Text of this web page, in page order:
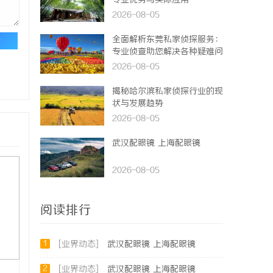
2026-08-05
全面解析东莞私家侦探服务：
专业侦查助您解决各种疑难问
题
2026-08-05
揭秘哈尔滨私家侦探行业的现
状与发展趋势
2026-08-05
武汉配眼镜 上海配眼镜
2026-08-05
阅读排行
1 [业界动态] 武汉配眼镜 上海配眼镜
2 [业界动态] 武汉配眼镜 上海配眼镜